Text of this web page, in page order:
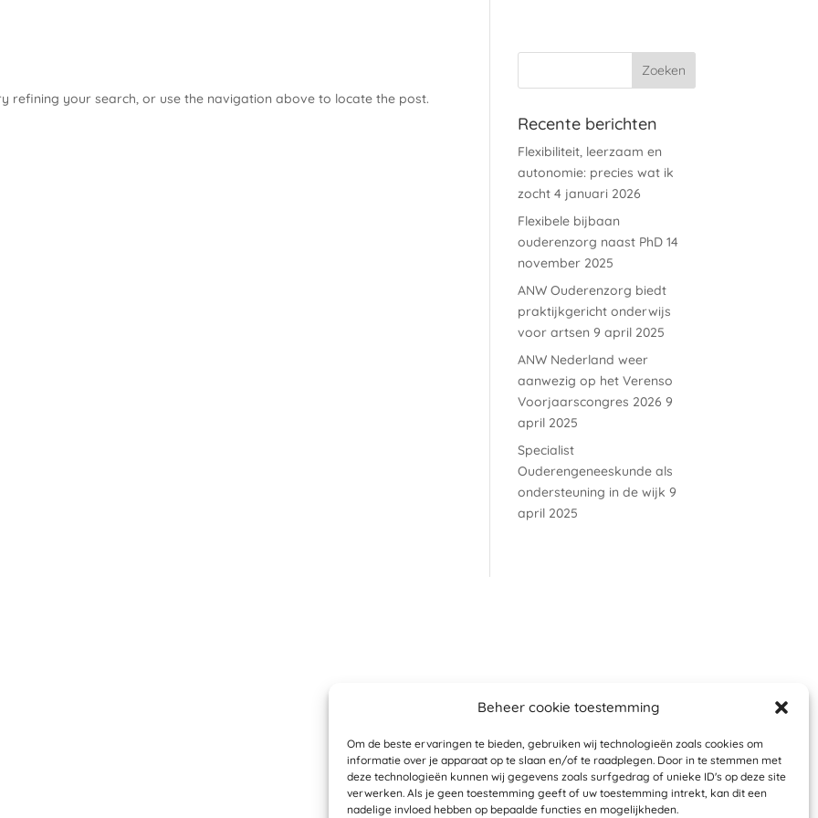
Beheer cookie toestemming
Om de beste ervaringen te bieden, gebruiken wij technologieën zoals cookies om
informatie over je apparaat op te slaan en/of te raadplegen. Door in te stemmen met
deze technologieën kunnen wij gegevens zoals surfgedrag of unieke ID's op deze site
verwerken. Als je geen toestemming geeft of uw toestemming intrekt, kan dit een
nadelige invloed hebben op bepaalde functies en mogelijkheden.
refining your search, or use the navigation above to locate the post.
Recente berichten
Flexibiliteit, leerzaam en
autonomie: precies wat ik
zocht 4 januari 2026
Flexibele bijbaan
ouderenzorg naast PhD 14
november 2025
ANW Ouderenzorg biedt
praktijkgericht onderwijs
voor artsen 9 april 2025
ANW Nederland weer
aanwezig op het Verenso
Voorjaarscongres 2026 9
april 2025
Specialist
Ouderengeneeskunde als
ondersteuning in de wijk 9
april 2025